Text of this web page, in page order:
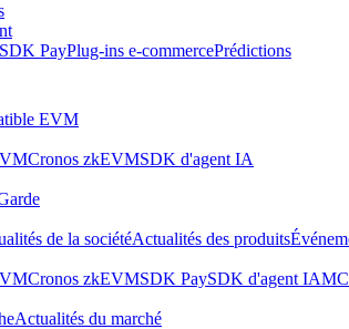
SDK PayPlug-ins e-commercePrédictions
EVM
Cronos zkEVMSDK d'agent IA
de la sociétéActualités des produits
Cronos zkEVMSDK PaySDK d'agent IA
Actualités du marché